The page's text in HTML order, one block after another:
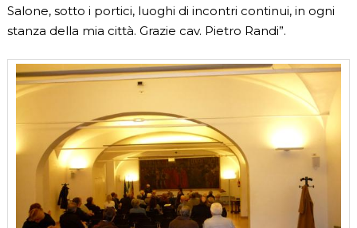
Salone, sotto i portici, luoghi di incontri continui, in ogni
stanza della mia città. Grazie cav. Pietro Randi”.